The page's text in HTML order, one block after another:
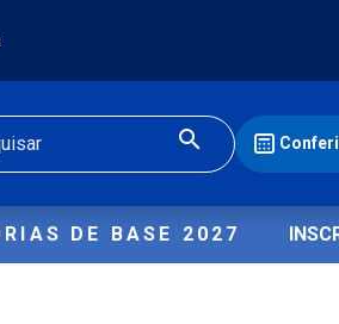
Buscar
DE BASE 2027